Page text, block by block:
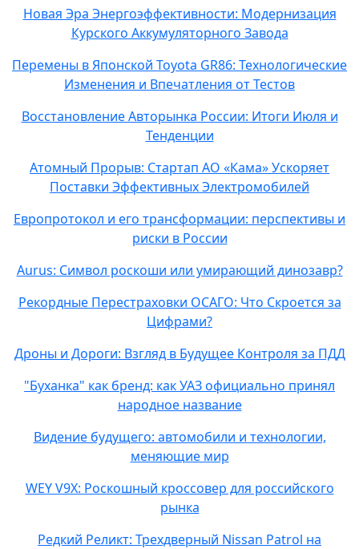
Новая Эра Энергоэффективности: Модернизация
Курского Аккумуляторного Завода
Перемены в Японской Toyota GR86: Технологические
Изменения и Впечатления от Тестов
Восстановление Авторынка России: Итоги Июля и
Тенденции
Атомный Прорыв: Стартап АО «Кама» Ускоряет
Поставки Эффективных Электромобилей
Европротокол и его трансформации: перспективы и
риски в России
Aurus: Символ роскоши или умирающий динозавр?
Рекордные Перестраховки ОСАГО: Что Скроется за
Цифрами?
Дроны и Дороги: Взгляд в Будущее Контроля за ПДД
"Буханка" как бренд: как УАЗ официально принял
народное название
Видение будущего: автомобили и технологии,
меняющие мир
WEY V9X: Роскошный кроссовер для российского
рынка
Редкий Реликт: Трехдверный Nissan Patrol на